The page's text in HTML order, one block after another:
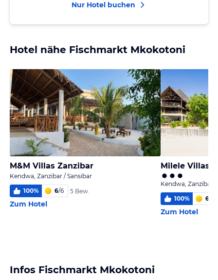
Nur Hotel buchen
Hotel nähe Fischmarkt Mkokotoni
M&M Villas Zanzibar
Kendwa, Zanzibar / Sansibar
100% 6/6 5 Bew.
Zum Hotel
Milele Villas
Kendwa, Zanzibar /
100% 6,0
Zum Hotel
Infos Fischmarkt Mkokotoni